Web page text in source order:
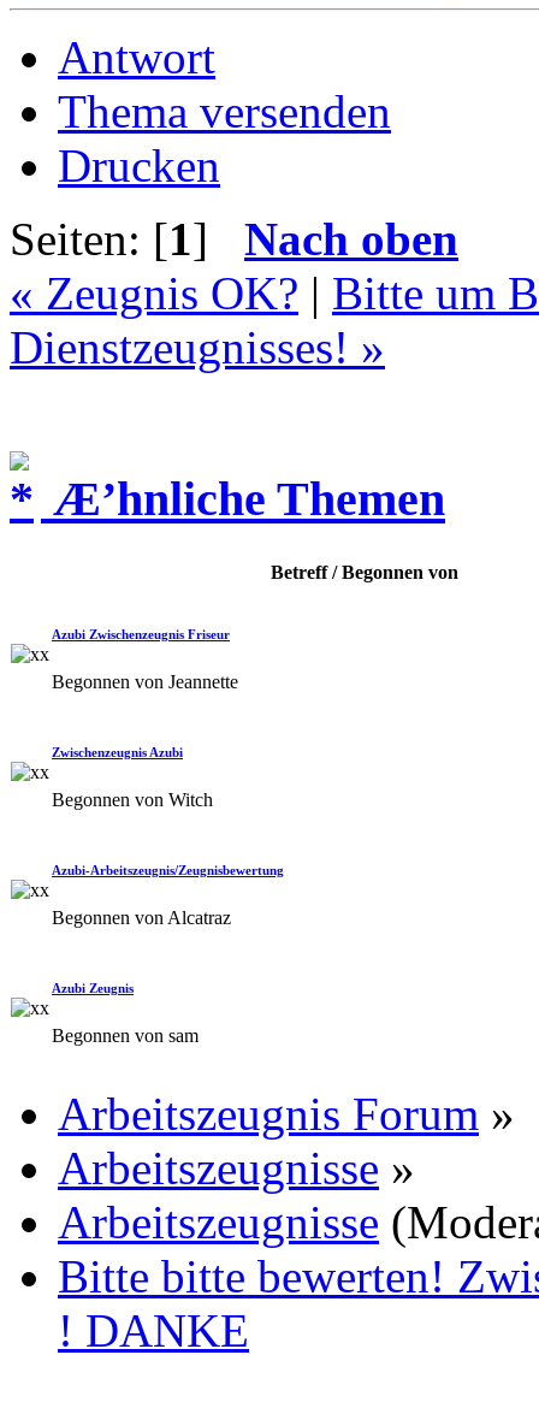
Antwort
Thema versenden
Drucken
Seiten: [1] Nach oben
« Zeugnis OK? | Bitte um
Dienstzeugnisses! »
Æ’hnliche Themen
Betreff / Begonnen von
Azubi Zwischenzeugnis Friseur
Begonnen von Jeannette
Zwischenzeugnis Azubi
Begonnen von Witch
Azubi-Arbeitszeugnis/Zeugnisbewertung
Begonnen von Alcatraz
Azubi Zeugnis
Begonnen von sam
Arbeitszeugnis Forum »
Arbeitszeugnisse »
Arbeitszeugnisse
Bitte bitte bewerten!
! DANKE